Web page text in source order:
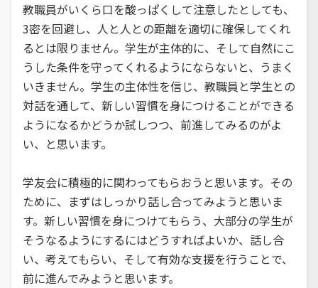
教職員がいくら口を酸っぱくして注意したとしても、
3密を回避し、人と人との距離を適切に確保してくれ
るとは限りません。学生が主体的に、そして自然にこ
うした条件を守ってくれるようにならないと、うまく
いきません。学生の主体性を信じ、教職員と学生との
対話を通して、新しい習慣を身につけることができる
ようになるかどうか試しつつ、前進してみるのがよ
い、と思います。
学友会に積極的に関わってもらおうと思います。その
ために、まずはしっかり話し合ってみようと思いま
す。新しい習慣を身につけてもらう、大部分の学生が
そうなるようにするにはどうすればよいか、話し合
い、考えてもらい、そして有効な支援を行うことで、
前に進んでみようと思います。